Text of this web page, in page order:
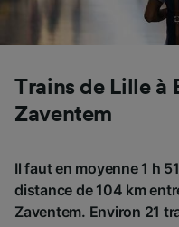
Trains de Lille à
Zaventem
Il faut en moyenne 1 h
distance de 104 km
Zaventem. Environ 21